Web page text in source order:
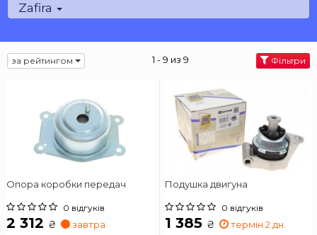
Zafira
за рейтингом 1 - 9 из 9 Фільтри
Опора коробки передач
0 відгуків
2 312 ₴ завтра
Подушка двигуна
0 відгуків
1 385 ₴ термін 2 дн.